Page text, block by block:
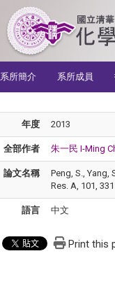
系所簡介
系所成員
年度 2013
全部作者 朱一民 I-Ming
論文名稱
Peng, S., Yang,
Res. A, 101,
語言 中文
Print this